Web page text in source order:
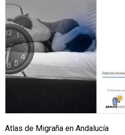
Atlas de Migraña en Andalucía